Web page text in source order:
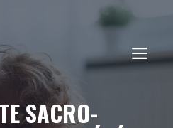
SACRO-